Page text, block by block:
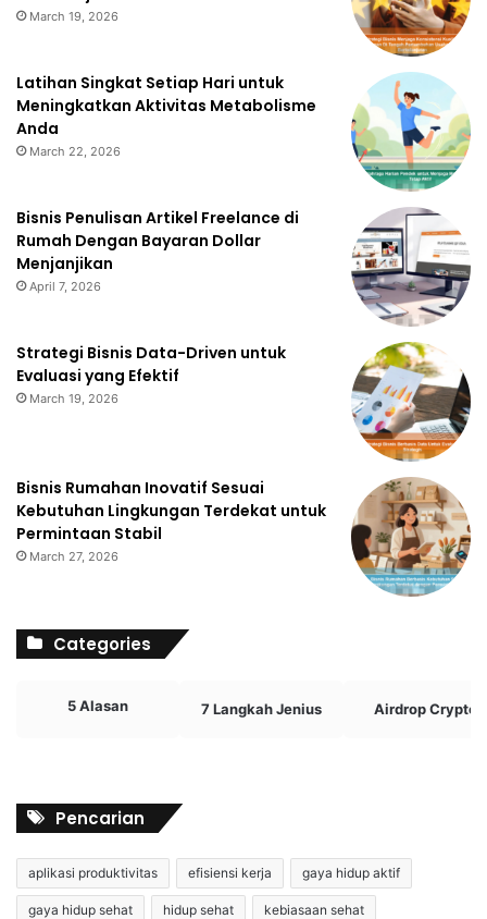
March 19, 2026
Latihan Singkat Setiap Hari untuk
Meningkatkan Aktivitas Metabolisme
Anda
March 22, 2026
Bisnis Penulisan Artikel Freelance di
Rumah Dengan Bayaran Dollar
Menjanjikan
April 7, 2026
Strategi Bisnis Data-Driven untuk
Evaluasi yang Efektif
March 19, 2026
Bisnis Rumahan Inovatif Sesuai
Kebutuhan Lingkungan Terdekat untuk
Permintaan Stabil
March 27, 2026
Categories
5 Alasan 7 Langkah Jenius Airdrop Crypto
Pencarian
aplikasi produktivitas efisiensi kerja gaya hidup aktif
gaya hidup sehat hidup sehat kebiasaan sehat